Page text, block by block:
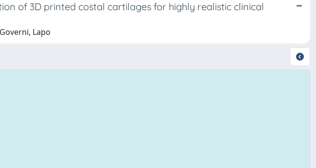
of 3D printed costal cartilages for highly realistic clinical
Lapo